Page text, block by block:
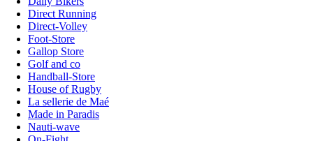
Direct Running
Direct-Volley
Foot-Store
Gallop Store
Golf and co
Handball-Store
House of Rugby
La sellerie de Maé
Made in Paradis
Nauti-wave